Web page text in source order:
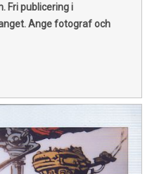
Fri publicering i
Ange fotograf och